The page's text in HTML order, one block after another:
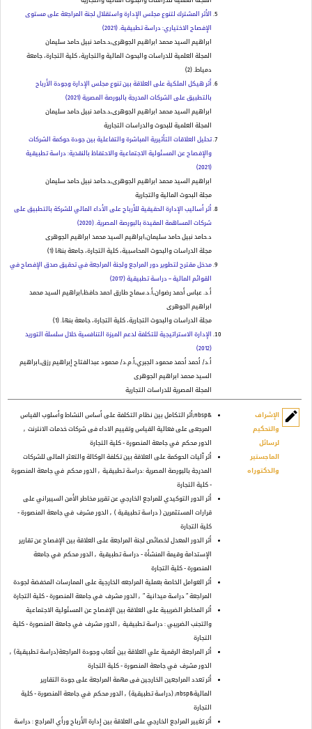
الأثر المشترك لتنوع مجلس الإدارة واستقلال لجنة المراجعة على مستوى
الإفصاح الاختياري: دراسة تطبيقية. (2021)
ابراهيم السيد محمد ابراهيم الجوهرى,د.حامد نبيل حامد سليمان
المجلة العلمية للدراسات والبحوث المالية والتجارية، كلية التجارة، جامعة
دمياط. (
2
)
أثر هيكل الملكية على العلاقة بين تنوع مجلس الإدارة وجودة الأرباح
بالتطبيق على الشركات المدرجة بالبورصة المصرية (2021)
ابراهيم السيد محمد ابراهيم الجوهرى,د.حامد نبيل حامد سليمان
المجلة العلمية للبحوث والدراسات التجارية
تحليل العلاقات التأثيرية المباشرة والتفاعلية بين جودة حوكمة الشركات
والإفصاح عن المسئولية الاجتماعية والاحتفاظ بالنقدية: دراسة تطبيقية
(2021)
ابراهيم السيد محمد ابراهيم الجوهرى,د.حامد نبيل حامد سليمان
مجلة البحوث المالية والتجارية
أثر أساليب الإدارة الحقيقية للأرباح على الأداء المالي للشركة بالتطبيق على
شركات المساهمة المقيدة بالبورصة المصرية. (2020)
د.حامد نبيل حامد سليمان,ابراهيم السيد محمد ابراهيم الجوهرى
مجلة الدراسات والبحوث المحاسبية، كلية التجارة، جامعة بنها (
1
)
مدخل مقترح لتطوير دور المراجع ولجنة المراجعة في تحقيق صدق الإفصاح في
القوائم المالية – دراسة تطبيقية (2017)
أ.د. عباس أحمد رضوان,أ.د.سماح طارق احمد حافظ,ابراهيم السيد محمد
ابراهيم الجوهرى
مجلة الدراسات والبحوث التجارية، كلية التجارة، جامعة بنها. (
1
)
الإدارة الاستراتيجية للتكلفة لدعم الميزة التنافسية خلال سلسلة التوريد
(2012)
أ.د/ أحمد أحمد محمود الجبري,أ.م.د/ محمود عبدالفتاح إبراهيم رزق,ابراهيم
السيد محمد ابراهيم الجوهرى
المجلة المصرية للدراسات التجارية
edit
الإشراف
والتحكيم
لرسائل
الماجستير
والدكتوراه
&nbsp;أثر التكامل بين نظام التكلفة على أساس النشاط وأسلوب القياس
المرجعى على فعالية القياس وتقييم الاداء فى شركات خدمات الانترنت ,
الدور محكم في جامعة المنصورة - كلية التجارة
أثر آليات الحوكمة على العلاقة بين تكلفة الوكالة والتعثر المالى للشركات
المدرجة بالبورصة المصرية :دراسة تطبيقية , الدور محكم في جامعة المنصورة
- كلية التجارة
أثر الدور التوكيدي للمراجع الخارجي عن تقرير مخاطر الأمن السيبراني على
قرارات المستثمرين ( دراسة تطبيقية ) , الدور مشرف في جامعة المنصورة -
كلية التجارة
أثر الدور المعدل لخصائص لجنة المراجعة على العلاقة بين الإفصاح عن تقارير
الإستدامة وقيمة المنشأة - دراسة تطبيقية , الدور محكم في جامعة
المنصورة - كلية التجارة
أثر العوامل الخاصة بعملية المراجعه الخارجية على الممارسات المخفضة لجودة
المراجعة ” دراسة ميدانية ” , الدور مشرف في جامعة المنصورة - كلية التجارة
أثر المخاطر الضريبية على العلاقة بين الإفصاح عن المسئولية الاجتماعية
والتجنب الضريبي : دراسة تطبيقية , الدور مشرف في جامعة المنصورة - كلية
التجارة
أثر المراجعة الرقمية علي العلاقة بين أتعاب وجودة المراجعة(دراسة تطبيقية) ,
الدور مشرف في جامعة المنصورة - كلية التجارة
أثر تعدد المراجعين الخارجين فى مهمة المراجعة على جودة التقارير
المالية&nbsp; (دراسة تطبيقية)
, الدور محكم في جامعة المنصورة - كلية
التجارة
أثر تغيير المراجع الخارجي على العلاقة بين إدارة الأرباح ورأي المراجع : دراسة